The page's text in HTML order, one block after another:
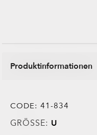
Produktinformationen
CODE: 41-834
GRÖSSE: U